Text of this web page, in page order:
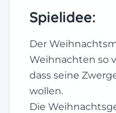
Spielidee:
Der
Weihnachten so
dass seine
wollen.
Die